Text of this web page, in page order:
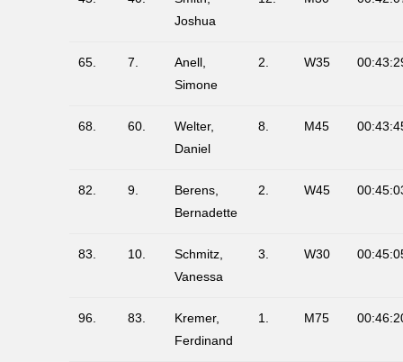
Joshua
65. 7.
Anell,
Simone
2. W35
68. 60.
Welter,
Daniel
8. M45
82. 9.
Berens,
Bernadette
2. W45
83. 10.
Schmitz,
Vanessa
3. W30
96. 83.
Kremer,
Ferdinand
1. M75